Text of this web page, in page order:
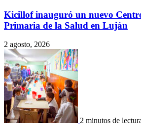
Kicillof inauguró un nuevo
Primaria de la Salud en Luján
2 agosto, 2026
2 minutos de